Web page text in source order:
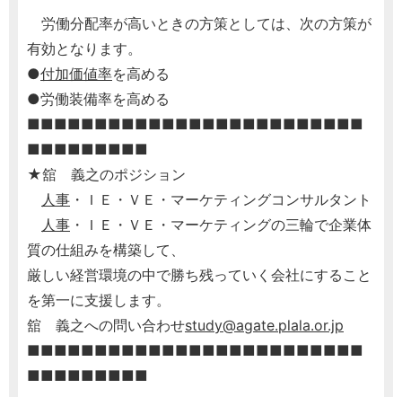
労働分配率が高いときの方策としては、次の方策が
有効となります。
●付加価値率を高める
●労働装備率を高める
■■■■■■■■■■■■■■■■■■■■■■■■■
■■■■■■■■■
★舘 義之のポジション
人事 ・ＩＥ・ＶＥ・マーケティングコンサルタント
人事 ・ＩＥ・ＶＥ・マーケティングの三輪で企業体
質の仕組みを構築して、
厳しい経営環境の中で勝ち残っていく会社にすること
を第一に支援します。
舘 義之への問い合わせstudy@agate.plala.or.jp
■■■■■■■■■■■■■■■■■■■■■■■■■
■■■■■■■■■